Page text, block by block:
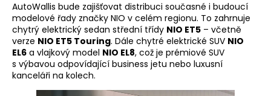
AutoWallis bude zajišťovat distribuci současné i budoucí
modelové řady značky NIO v celém regionu. To zahrnuje
chytrý elektrický sedan střední třídy NIO ET5 – včetně
verze NIO ET5 Touring. Dále chytré elektrické SUV NIO
EL6 a vlajkový model NIO EL8, což je prémiové SUV
s výbavou odpovídající business jetu nebo luxusní
kanceláři na kolech.